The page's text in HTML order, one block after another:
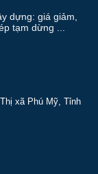
dựng: giá giảm,
tạm dừng ...
xã Phú Mỹ, Tỉnh